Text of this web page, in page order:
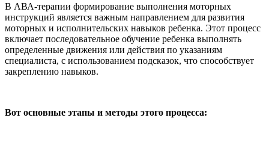
В АВА-терапии формирование выполнения моторных
инструкций является важным направлением для развития
моторных и исполнительских навыков ребенка. Этот процесс
включает последовательное обучение ребенка выполнять
определенные движения или действия по указаниям
специалиста, с использованием подсказок, что способствует
закреплению навыков.
Вот основные этапы и методы этого процесса: